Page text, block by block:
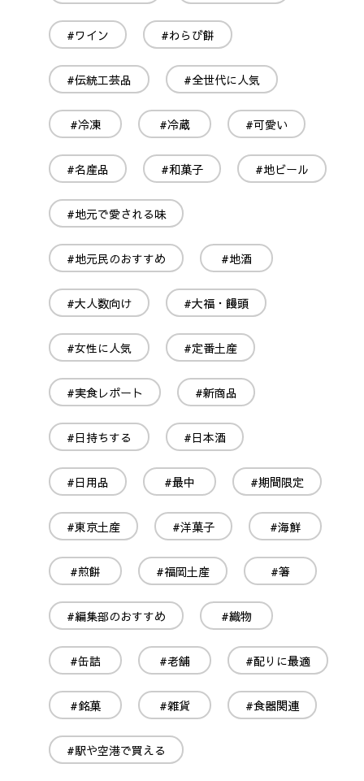
#ワイン #わらび餅
#伝統工芸品 #全世代に人気
#冷凍 #冷蔵 #可愛い
#名産品 #和菓子 #地ビール
#地元で愛される味
#地元民のおすすめ #地酒
#大人数向け #大福・饅頭
#女性に人気 #定番土産
#実食レポート #新商品
#日持ちする #日本酒
#日用品 #最中 #期間限定
#東京土産 #洋菓子 #海鮮
#煎餅 #福岡土産 #箸
#編集部のおすすめ #織物
#缶詰 #老舗 #配りに最適
#銘菓 #雑貨 #食器関連
#駅や空港で買える